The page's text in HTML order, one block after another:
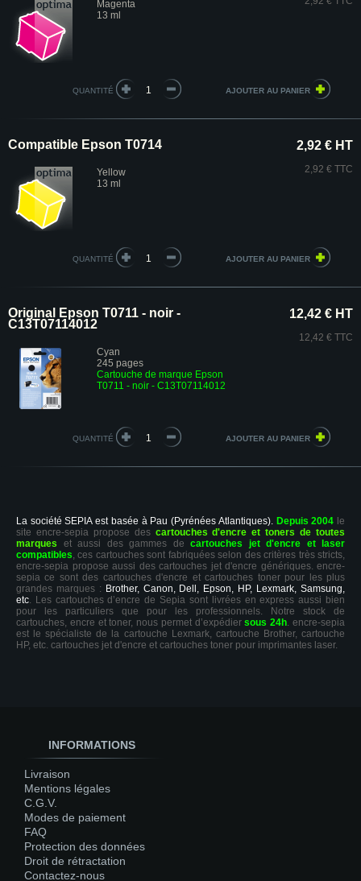
Magenta
13 ml
QUANTITÉ
Compatible Epson T0714
Yellow
13 ml
2,92 € HT
2,92 € TTC
QUANTITÉ
Original Epson T0711 - noir -
C13T07114012
Cyan
245 pages
Cartouche de marque Epson
T0711 - noir - C13T07114012
12,42 € HT
12,42 € TTC
QUANTITÉ
La société SEPIA est basée à Pau (Pyrénées Atlantiques). Depuis 2004 le
site encre-sepia propose des cartouches d'encre et toners de toutes
marques et aussi des gammes de cartouches jet d'encre et laser
compatibles, ces cartouches sont fabriquées selon des critères très stricts,
encre-sepia propose aussi des cartouches jet d'encre génériques. encre-
sepia ce sont des cartouches d'encre et cartouches toner pour les plus
grandes marques : Brother, Canon, Dell, Epson, HP, Lexmark, Samsung,
etc. Les cartouches d’encre de Sepia sont livrées en express aussi bien
pour les particuliers que pour les professionnels. Notre stock de
cartouches, encre et toner, nous permet d’expédiersous 24h. encre-sepia
est le spécialiste de la cartouche Lexmark, cartouche Brother, cartouche
HP, etc. cartouches jet d'encre et cartouches toner pour imprimantes laser.
INFORMATIONS
Livraison
Mentions légales
C.G.V.
Modes de paiement
FAQ
Protection des données
Droit de rétractation
Contactez-nous